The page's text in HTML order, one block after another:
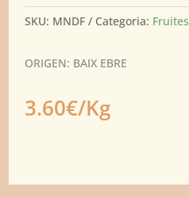
SKU: MNDF Categoria: Fruites
ORIGEN: BAIX EBRE
3.60€/Kg